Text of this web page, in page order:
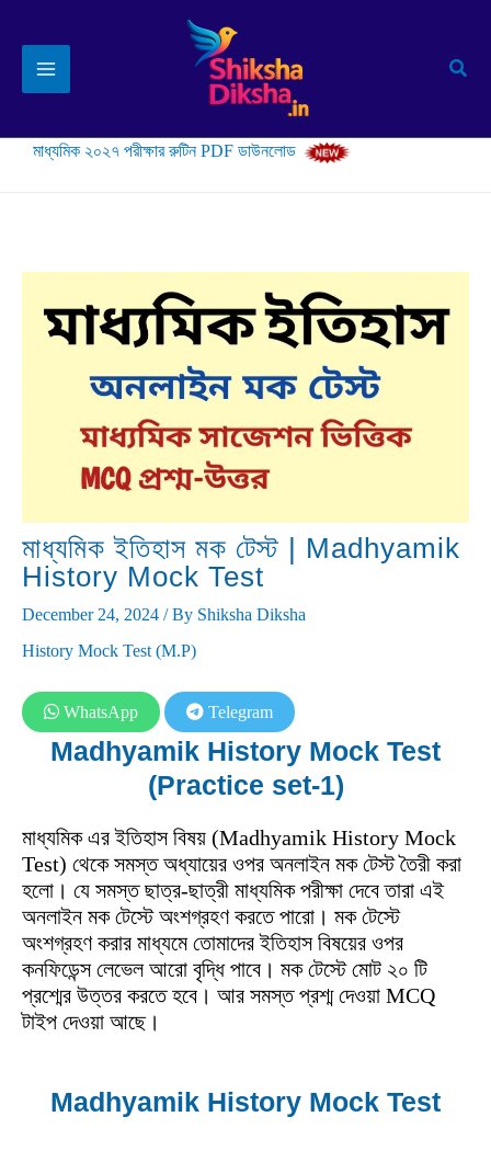
content
মাধ্যমিক ২০২৭ পরীক্ষার রুটিন PDF ডাউনলোড
মাধ্যমিক ইতিহাস মক টেস্ট | Madhyamik
History Mock Test
December 24, 2024 / By Shiksha Diksha
History Mock Test (M.P)
WhatsApp Telegram
Madhyamik History Mock Test
(Practice set-1)
মাধ্যমিক এর ইতিহাস বিষয় (Madhyamik History Mock
Test) থেকে সমস্ত অধ্যায়ের ওপর অনলাইন মক টেস্ট তৈরী করা
হলো। যে সমস্ত ছাত্র-ছাত্রী মাধ্যমিক পরীক্ষা দেবে তারা এই
অনলাইন মক টেস্টে অংশগ্রহণ করতে পারো। মক টেস্টে
অংশগ্রহণ করার মাধ্যমে তোমাদের ইতিহাস বিষয়ের ওপর
কনফিডেন্স লেভেল আরো বৃদ্ধি পাবে। মক টেস্টে মোট ২০ টি
প্রশ্মের উত্তর করতে হবে। আর সমস্ত প্রশ্ম দেওয়া MCQ
টাইপ দেওয়া আছে।
Madhyamik History Mock Test